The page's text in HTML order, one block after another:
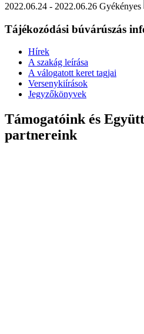
2022.06.24 - 2022.06.26 Gyékényes
Tájékozódási búvárúszás
Hírek
A szakág leírása
A válogatott keret tagjai
Versenykiírások
Jegyzőkönyvek
Támogatóink és
partnereink